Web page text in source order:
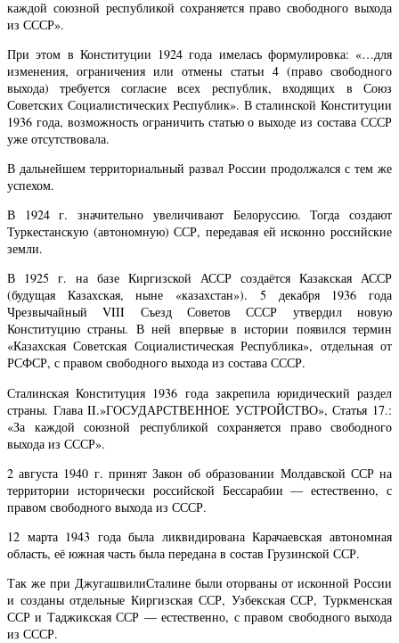
каждой союзной республикой сохраняется право свободного выхода
из СССР».
При этом в Конституции 1924 года имелась формулировка: «…для
изменения, ограничения или отмены статьи 4 (право свободного
выхода) требуется согласие всех республик, входящих в Союз
Советских Социалистических Республик». В сталинской Конституции
1936 года, возможность ограничить статью о выходе из состава СССР
уже отсутствовала.
В дальнейшем территориальный развал России продолжался с тем же
успехом.
В 1924 г. значительно увеличивают Белоруссию. Тогда создают
Туркестанскую (автономную) ССР, передавая ей исконно российские
земли.
В 1925 г. на базе Киргизской АССР создаётся Казакская АССР
(будущая Казахская, ныне «казахстан»). 5 декабря 1936 года
Чрезвычайный VIII Съезд Советов СССР утвердил новую
Конституцию страны. В ней впервые в истории появился термин
«Казахская Советская Социалистическая Республика», отдельная от
РСФСР, с правом свободного выхода из состава СССР.
Сталинская Конституция 1936 года закрепила юридический раздел
страны. Глава II.»ГОСУДАРСТВЕННОЕ УСТРОЙСТВО», Статья 17.:
«За каждой союзной республикой сохраняется право свободного
выхода из СССР».
2 августа 1940 г. принят Закон об образовании Молдавской ССР на
территории исторически российской Бессарабии — естественно, с
правом свободного выхода из СССР.
12 марта 1943 года была ликвидирована Карачаевская автономная
область, её южная часть была передана в состав Грузинской ССР.
Так же при ДжугашвилиСталине были оторваны от исконной России
и созданы отдельные Киргизская ССР, Узбекская ССР, Туркменская
ССР и Таджикская ССР — естественно, с правом свободного выхода
из СССР.